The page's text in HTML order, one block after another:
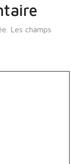
Les champs